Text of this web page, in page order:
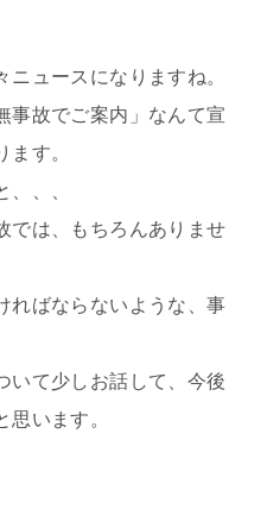
ニュースになりますね。
事故でご案内」なんて宣
ます。
、、
では、もちろんありませ
ればならないような、事
いて少しお話して、今後
います。